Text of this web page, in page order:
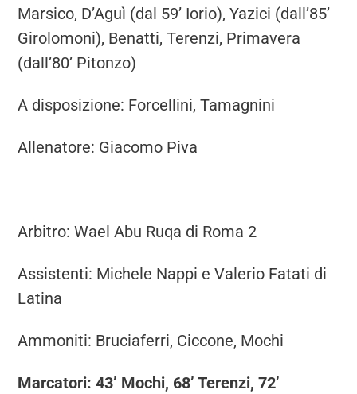
Marsico, D’Aguì (dal 59’ Iorio), Yazici (dall’85’
Girolomoni), Benatti, Terenzi, Primavera
(dall’80’ Pitonzo)
A disposizione: Forcellini, Tamagnini
Allenatore: Giacomo Piva
Arbitro: Wael Abu Ruqa di Roma 2
Assistenti: Michele Nappi e Valerio Fatati di
Latina
Ammoniti: Bruciaferri, Ciccone, Mochi
Marcatori: 43’ Mochi, 68’ Terenzi, 72’